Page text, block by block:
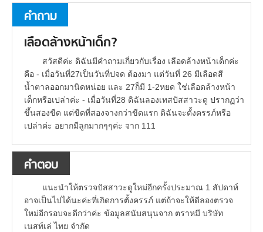
คำถาม
เลือดล้างหน้าเด็ก?
สวัสดีค่ะ ดิฉันมีคำถามเกี่ยวกับเรื่อง เลือดล้างหน้าเด็กค่ะ
คือ - เมื่อวันที่27เป็นวันที่ปจด ต้องมา แต่วันที่ 26 มีเลือดสี
น้ำตาลออกมานิดหน่อย และ 27ก็มี 1-2หยด ใช่เลือดล้างหน้า
เด็กหรือเปล่าค่ะ - เมื่อวันที่28 ดิฉันลองเทสปัสสาวะดู ปรากฏว่า
ขึ้นสองขีด แต่ขีดที่สองจางกว่าขีดแรก ดิฉันจะตั้งครรภ์หรือ
เปล่าค่ะ อยากมีลูกมากๆๆค่ะ จาก 111
คำตอบ
แนะนำให้ตรวจปัสสาวะดูใหม่อีกครั้งประมาณ 1 สัปดาห์
อาจเป็นไปได้นะค่ะที่เกิดการตั้งครรภ์ แต่ถ้าจะให้ดีลองตรวจ
ใหม่อีกรอบจะดีกว่าค่ะ ข้อมูลสนับสนุนจาก ตราหมี บริษัท
เนสท์เล่ ไทย จำกัด